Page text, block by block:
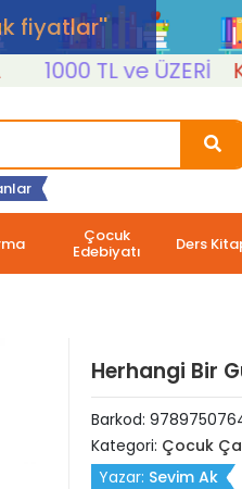
fiyatlar''
1000 TL ve ÜZERİ
Çocuk
Edebiyatı Ders
Herhangi Bir
Barkod:
Kategori: Çocuk
Yazar: Sevim Ak